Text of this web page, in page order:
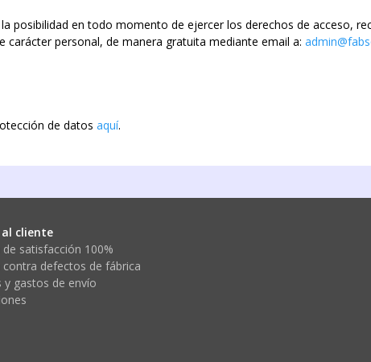
posibilidad en todo momento de ejercer los derechos de acceso,
carácter personal, de manera gratuita mediante email a:
de datos aquí.
al cliente
de satisfacción 100%
contra defectos de fábrica
y gastos de envío